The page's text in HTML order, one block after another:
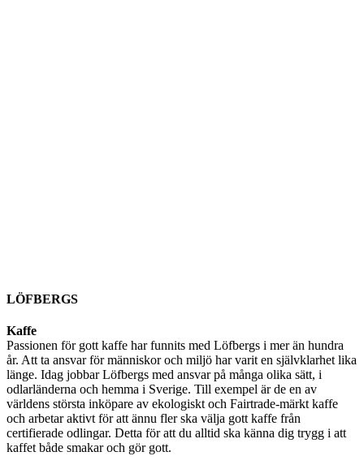
LÖFBERGS
Kaffe
Passionen för gott kaffe har funnits med Löfbergs i mer än hundra
år. Att ta ansvar för människor och miljö har varit en självklarhet lika
länge. Idag jobbar Löfbergs med ansvar på många olika sätt, i
odlarländerna och hemma i Sverige. Till exempel är de en av
världens största inköpare av ekologiskt och Fairtrade-märkt kaffe
och arbetar aktivt för att ännu fler ska välja gott kaffe från
certifierade odlingar. Detta för att du alltid ska känna dig trygg i att
kaffet både smakar och gör gott.